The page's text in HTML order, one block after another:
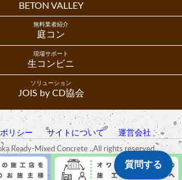
BETON VALLEY
無料業者紹介
庭コン
現場サポート
生コンビニ
ソリューション
JOIS by CD協会
リシー サイトについて 運営会社
Ready-Mixed Concrete .,All rights reserved.
質問する